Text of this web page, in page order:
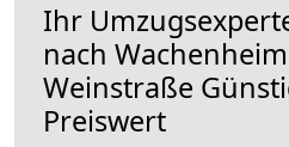
Ihr
nach
Weinstraße
Preiswert